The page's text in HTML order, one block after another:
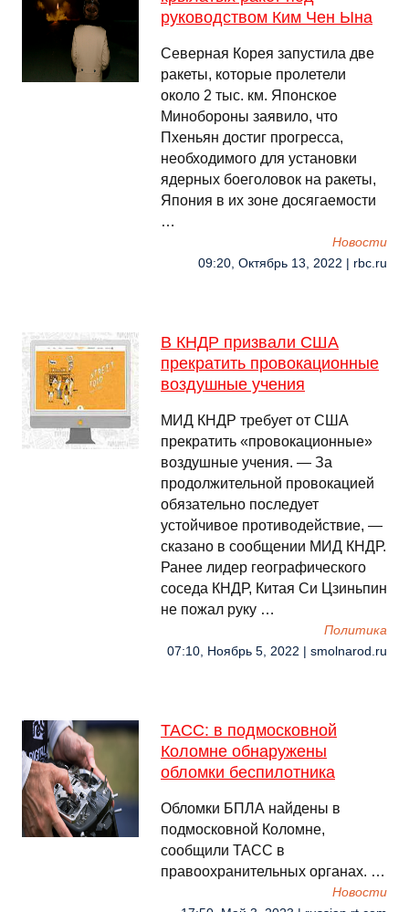
руководством Ким Чен Ына
Северная Корея запустила две
ракеты, которые пролетели
около 2 тыс. км. Японское
Минобороны заявило, что
Пхеньян достиг прогресса,
необходимого для установки
ядерных боеголовок на ракеты,
Япония в их зоне досягаемости
…
Новости
09:20, Октябрь 13, 2022 | rbc.ru
В КНДР призвали США
прекратить провокационные
воздушные учения
МИД КНДР требует от США
прекратить «провокационные»
воздушные учения. — За
продолжительной провокацией
обязательно последует
устойчивое противодействие, —
сказано в сообщении МИД КНДР.
Ранее лидер географического
соседа КНДР, Китая Си Цзиньпин
не пожал руку …
Политика
07:10, Ноябрь 5, 2022 | smolnarod.ru
ТАСС: в подмосковной
Коломне обнаружены
обломки беспилотника
Обломки БПЛА найдены в
подмосковной Коломне,
сообщили ТАСС в
правоохранительных органах. …
Новости